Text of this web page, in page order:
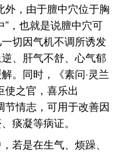
外，由于膻中穴位于胸
”，也就是说膻中穴可
切因气机不调所诱发
、肝气不舒、心气郁
。同时，《素问·灵兰
使之官，喜乐出
节情志，可用于改善因
痰凝等病证。
若是在生气、烦躁、